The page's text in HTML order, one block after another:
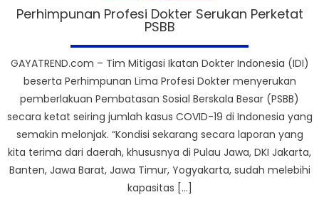
Perhimpunan Profesi Dokter Serukan Perketat
PSBB
GAYATREND.com – Tim Mitigasi Ikatan Dokter Indonesia (IDI)
beserta Perhimpunan Lima Profesi Dokter menyerukan
pemberlakuan Pembatasan Sosial Berskala Besar (PSBB)
secara ketat seiring jumlah kasus COVID-19 di Indonesia yang
semakin melonjak. “Kondisi sekarang secara laporan yang
kita terima dari daerah, khususnya di Pulau Jawa, DKI Jakarta,
Banten, Jawa Barat, Jawa Timur, Yogyakarta, sudah melebihi
kapasitas […]